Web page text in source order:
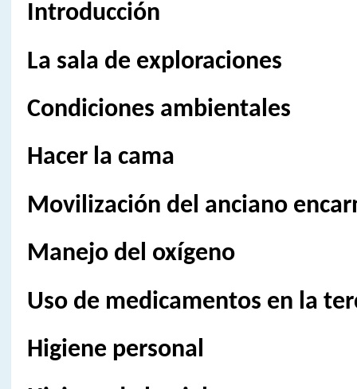
Introducción
La sala de exploraciones
Condiciones ambientales
Hacer la cama
Movilización del anciano
Manejo del oxígeno
Uso de medicamentos en la
Higiene personal